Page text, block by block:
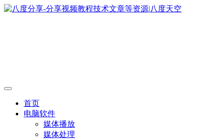
首页
电脑软件
媒体播放
媒体处理